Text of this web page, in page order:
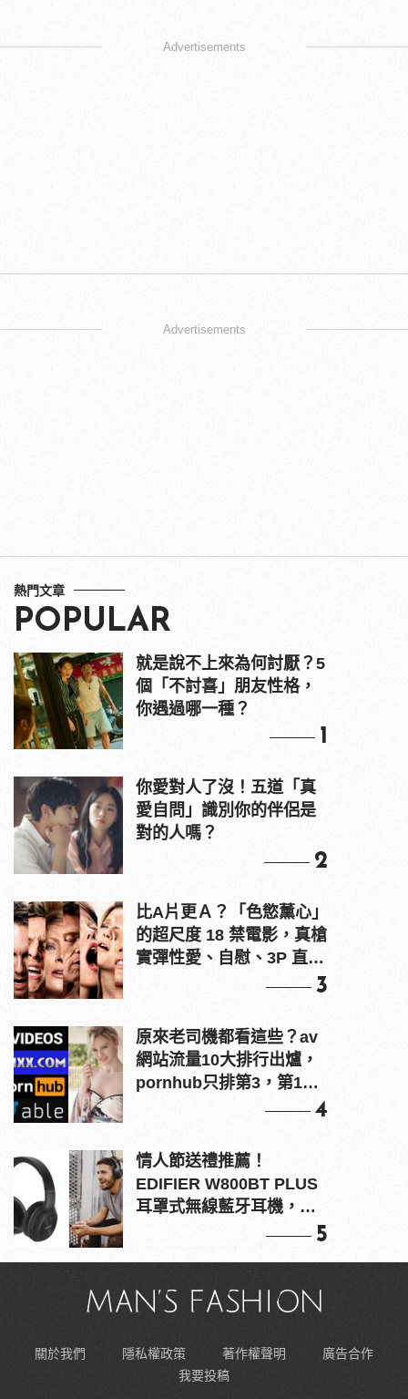
Advertisements
Advertisements
熱門文章
POPULAR
就是說不上來為何討厭？5
個「不討喜」朋友性格，
你遇過哪一種？
1
你愛對人了沒！五道「真
愛自問」識別你的伴侶是
對的人嗎？
2
比A片更Ａ？「色慾薰心」
的超尺度 18 禁電影，真槍
實彈性愛、自慰、3P 直接
3
原來老司機都看這些？av
網站流量10大排行出爐，
pornhub只排第3，第1名
4
情人節送禮推薦！
EDIFIER W800BT PLUS
耳罩式無線藍牙耳機，在
5
關於我們 隱私權政策 著作權聲明
廣告合作
我要投稿